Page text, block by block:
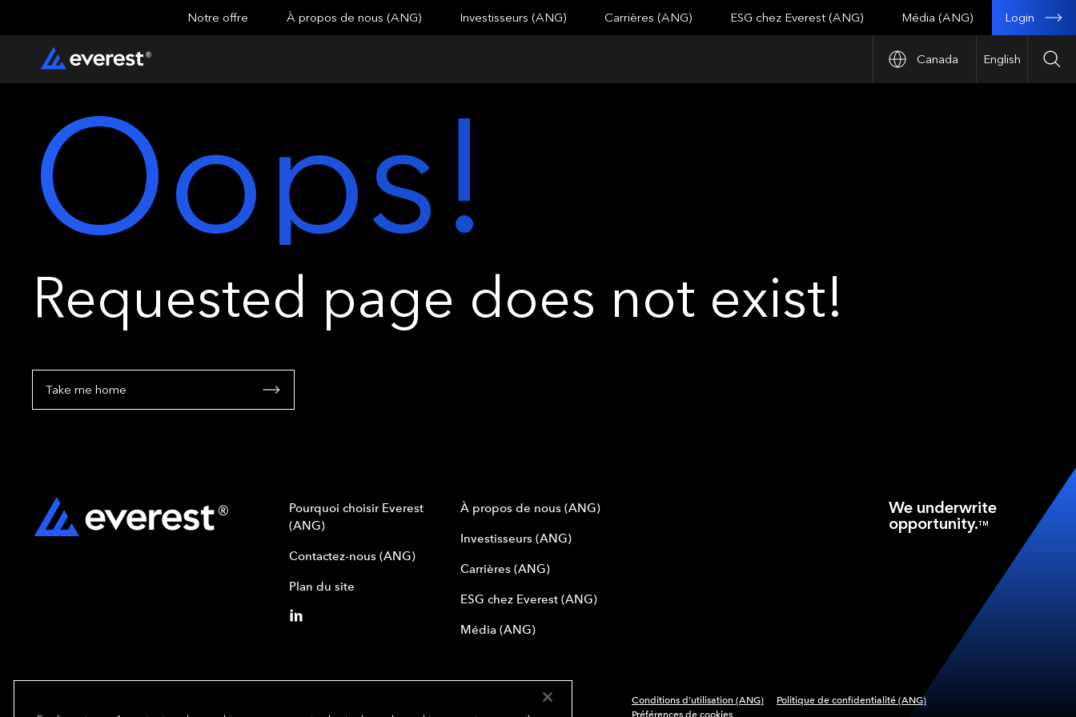
Canada English
Notre offre À propos de nous (ANG) Investisseurs (ANG) Carrières (ANG) ESG chez Everest (ANG) Média (ANG) Login
Oops!
Requested page does not exist!
Take me home
Pourquoi choisir Everest
(ANG)
Contactez-nous (ANG)
Plan du site
À propos de nous (ANG)
Investisseurs (ANG)
Carrières (ANG)
ESG chez Everest (ANG)
Média (ANG)
We underwrite
opportunity.TM
Copyright© 2024 Everest Group, Ltd. - All Rights Reserved Conditions d’utilisation (ANG)
Politique de confidentialité (ANG)
Préférences de cookies